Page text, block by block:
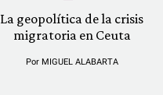
La geopolítica de la crisis
migratoria en Ceuta
Por MIGUEL ALABARTA